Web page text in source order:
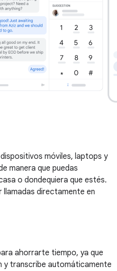
móviles, laptops y
manera que puedas
o dondequiera que estés.
llamadas directamente en
ahorrarte tiempo, ya que
y transcribe automáticamente